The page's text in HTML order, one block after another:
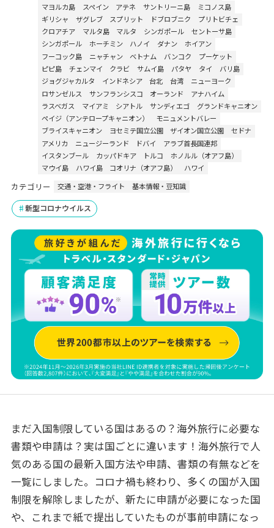
マヨルカ島
スペイン アテネ サントリーニ島
ミコノス島
ギリシャ
ザグレブ スプリット ドブロブニク
プリトビチェ
クロアチア
マルタ島 マルタ シンガポール
セントーサ島
シンガポール
ホーチミン ハノイ ダナン
ホイアン
フーコック島
ニャチャン ベトナム バンコク
プーケット
ピピ島
チェンマイ クラビ サムイ島 パタヤ タイ
バリ島
ジョグジャカルタ
インドネシア 台北 台湾
ニューヨーク
ロサンゼルス
サンフランシスコ オーランド
アナハイム
ラスベガス
マイアミ シアトル サンディエゴ
グランドキャニオン
ペイジ（アンテロープキャニオン）
モニュメントバレー
ブライスキャニオン
ヨセミテ国立公園 ザイオン国立公園
セドナ
アメリカ
ニュージーランド ドバイ
アラブ首長国連邦
イスタンブール
カッパドキア トルコ
ホノルル（オアフ島）
マウイ島
ハワイ島 コオリナ（オアフ島） ハワイ
カテゴリー 交通・空港・フライト 基本情報・豆知識
新型コロナウイルス
まだ入国制限している国はあるの？海外旅行に必要な
書類や申請は？実は国ごとに違います！海外旅行で人
気のある国の最新入国方法や申請、書類の有無などを
一覧にしました。コロナ禍も終わり、多くの国が入国
制限を解除しましたが、新たに申請が必要になった国
や、これまで紙で提出していたものが事前申請になっ